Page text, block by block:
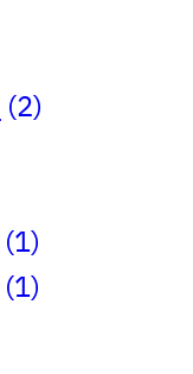
(2)
(1)
(1)